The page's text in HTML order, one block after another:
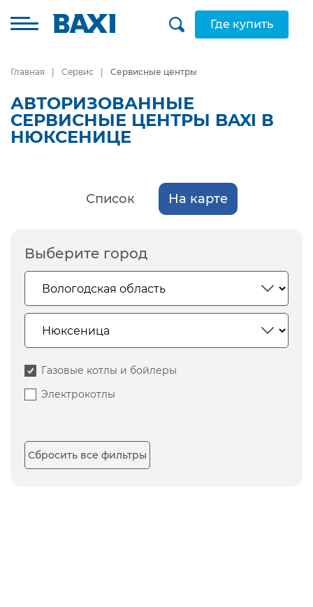
Где купить
Главная Сервис Сервисные центры
АВТОРИЗОВАННЫЕ
СЕРВИСНЫЕ ЦЕНТРЫ BAXI В
НЮКСЕНИЦЕ
Список На карте
Выберите город
Газовые котлы и бойлеры
Электрокотлы
Сбросить все фильтры